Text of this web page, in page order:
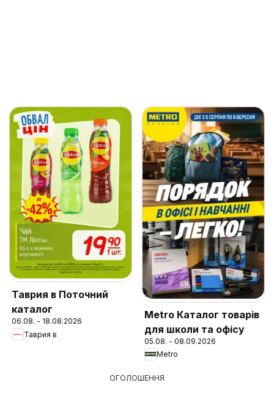
Таврия в Поточний
каталог
06.08. - 18.08.2026
Таврия в
Metro Каталог товарів
для школи та офісу
05.08. - 08.09.2026
Metro
ОГОЛОШЕННЯ